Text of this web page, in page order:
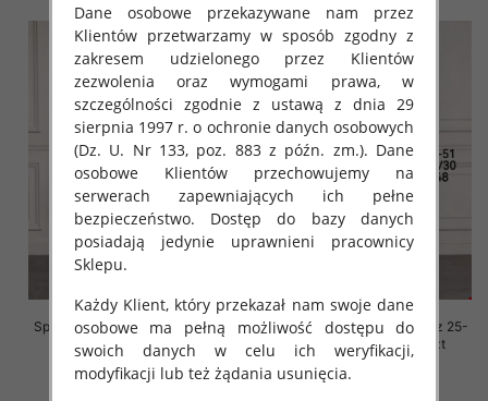
Spodnie damskie jeansy Roz 25-
30, 1 Kolor Paczka 12 szt
52.00 zł
Spodnie damskie jeansy Roz 25-
30, 1 Kolor Paczka 12 szt
52.00 zł
Dane osobowe przekazywane nam przez
Klientów przetwarzamy w sposób zgodny z
zakresem udzielonego przez Klientów
zezwolenia oraz wymogami prawa, w
szczególności zgodnie z ustawą z dnia 29
sierpnia 1997 r. o ochronie danych osobowych
(Dz. U. Nr 133, poz. 883 z późn. zm.). Dane
osobowe Klientów przechowujemy na
serwerach zapewniających ich pełne
bezpieczeństwo. Dostęp do bazy danych
posiadają jedynie uprawnieni pracownicy
Sklepu.
Każdy Klient, który przekazał nam swoje dane
osobowe ma pełną możliwość dostępu do
swoich danych w celu ich weryfikacji,
modyfikacji lub też żądania usunięcia.